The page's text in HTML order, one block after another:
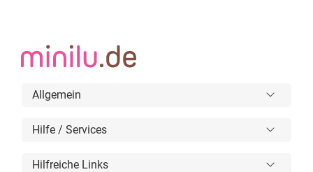
Allgemein
Hilfe / Services
Hilfreiche Links